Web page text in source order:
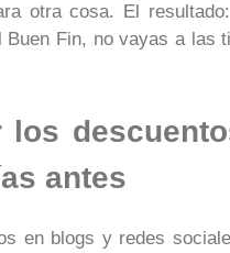
otra cosa. El
Buen Fin, no vayas a
los
antes
en blogs y redes